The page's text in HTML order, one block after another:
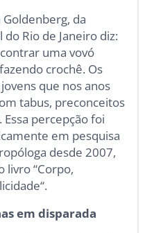
da
Rio de Janeiro diz:
uma vovó
crochê. Os
que nos anos
tabus, preconceitos
Essa percepção foi
em pesquisa
desde 2007,
livro “Corpo,
em disparada